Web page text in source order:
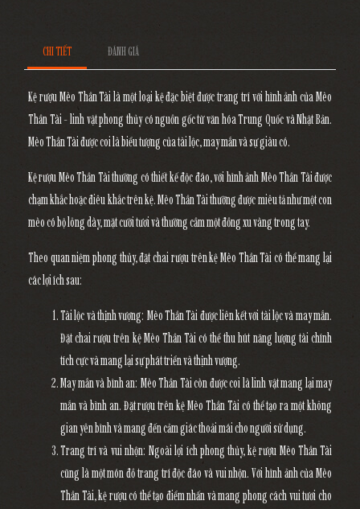
CHI TIẾT ĐÁNH GIÁ
Kệ rượu Mèo Thần Tài là một loại kệ đặc biệt được trang trí với hình ảnh của Mèo
Thần Tài - linh vật phong thủy có nguồn gốc từ văn hóa Trung Quốc và Nhật Bản.
Mèo Thần Tài được coi là biểu tượng của tài lộc, may mắn và sự giàu có.
Kệ rượu Mèo Thần Tài thường có thiết kế độc đáo, với hình ảnh Mèo Thần Tài được
chạm khắc hoặc điêu khắc trên kệ. Mèo Thần Tài thường được miêu tả như một con
mèo có bộ lông dày, mặt cười tươi và thường cầm một đồng xu vàng trong tay.
Theo quan niệm phong thủy, đặt chai rượu trên kệ Mèo Thần Tài có thể mang lại
các lợi ích sau:
Tài lộc và thịnh vượng: Mèo Thần Tài được liên kết với tài lộc và may mắn.
Đặt chai rượu trên kệ Mèo Thần Tài có thể thu hút năng lượng tài chính
tích cực và mang lại sự phát triển và thịnh vượng.
May mắn và bình an: Mèo Thần Tài còn được coi là linh vật mang lại may
mắn và bình an. Đặt rượu trên kệ Mèo Thần Tài có thể tạo ra một không
gian yên bình và mang đến cảm giác thoải mái cho người sử dụng.
Trang trí và vui nhộn: Ngoài lợi ích phong thủy, kệ rượu Mèo Thần Tài
cũng là một món đồ trang trí độc đáo và vui nhộn. Với hình ảnh của Mèo
Thần Tài, kệ rượu có thể tạo điểm nhấn và mang phong cách vui tươi cho